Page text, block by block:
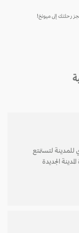
إلى ميونخ!
لتستمتع
الجديدة